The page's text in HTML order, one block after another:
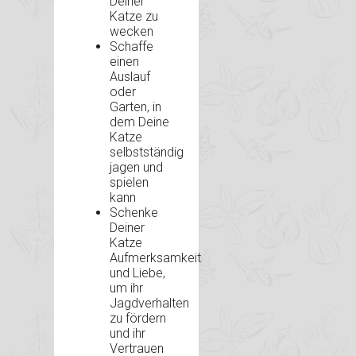
Katze zu
wecken
Schaffe
einen
Auslauf
oder
Garten, in
dem Deine
Katze
selbstständig
jagen und
spielen
kann
Schenke
Deiner
Katze
Aufmerksamkeit
und Liebe,
um ihr
Jagdverhalten
zu fördern
und ihr
Vertrauen